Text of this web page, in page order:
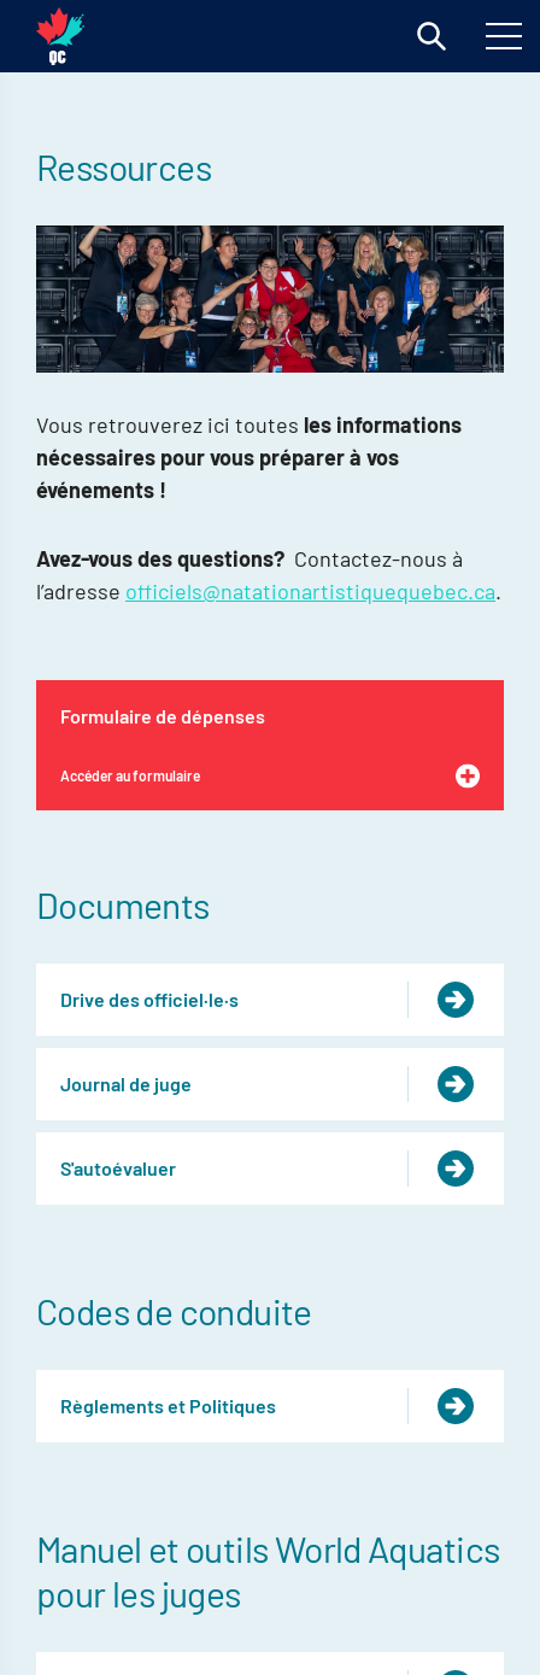
Ressources
Vous retrouverez ici toutes les informations
nécessaires pour vous préparer à vos
événements !
Avez-vous des questions? Contactez-nous à
l’adresse officiels@natationartistiquequebec.ca.
Formulaire de dépenses
Accéder au formulaire
Documents
Drive des officiel·le·s
Journal de juge
S'autoévaluer
Codes de conduite
Règlements et Politiques
Manuel et outils World Aquatics
pour les juges